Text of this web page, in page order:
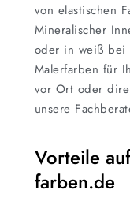
von elastischen
Mineralischer
oder in weiß bei
Malerfarben für
vor Ort oder
unsere
Vorteile
farben.de